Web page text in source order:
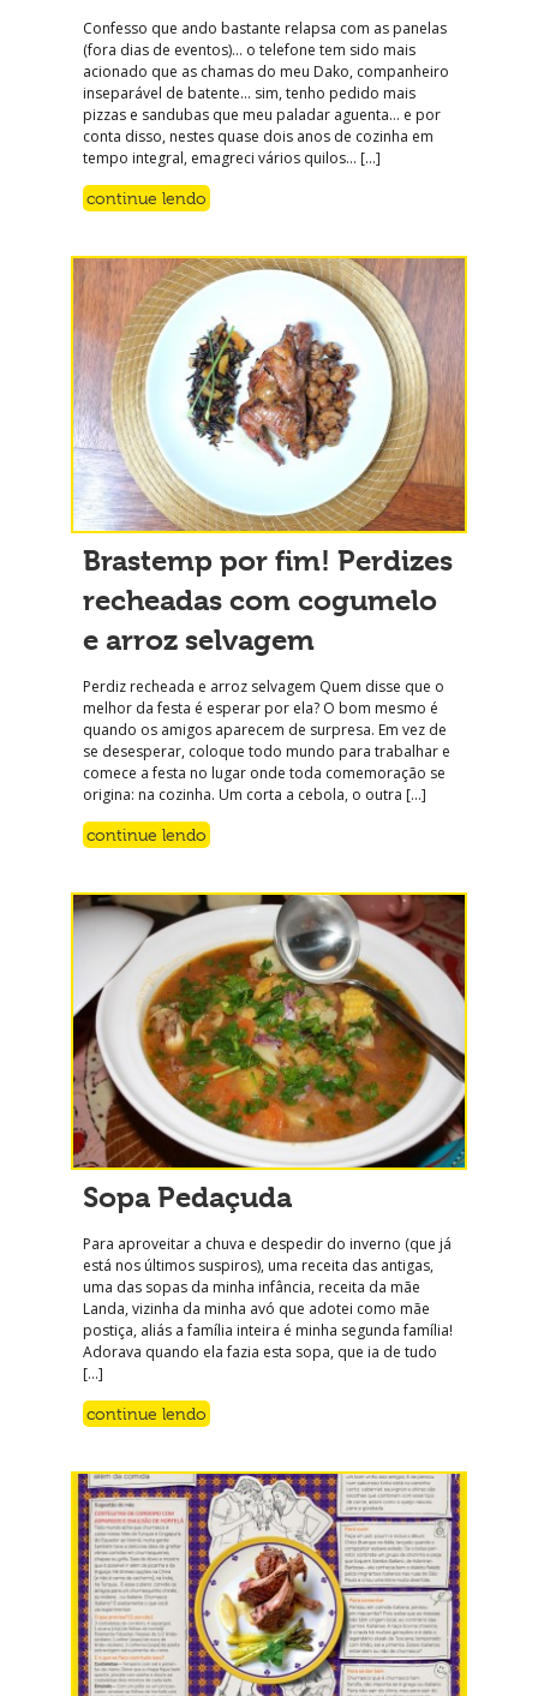
Confesso que ando bastante relapsa com as panelas
(fora dias de eventos)… o telefone tem sido mais
acionado que as chamas do meu Dako, companheiro
inseparável de batente… sim, tenho pedido mais
pizzas e sandubas que meu paladar aguenta… e por
conta disso, nestes quase dois anos de cozinha em
tempo integral, emagreci vários quilos… […]
continue lendo
Brastemp por fim! Perdizes
recheadas com cogumelo
e arroz selvagem
Perdiz recheada e arroz selvagem Quem disse que o
melhor da festa é esperar por ela? O bom mesmo é
quando os amigos aparecem de surpresa. Em vez de
se desesperar, coloque todo mundo para trabalhar e
comece a festa no lugar onde toda comemoração se
origina: na cozinha. Um corta a cebola, o outra […]
continue lendo
Sopa Pedaçuda
Para aproveitar a chuva e despedir do inverno (que já
está nos últimos suspiros), uma receita das antigas,
uma das sopas da minha infância, receita da mãe
Landa, vizinha da minha avó que adotei como mãe
postiça, aliás a família inteira é minha segunda família!
Adorava quando ela fazia esta sopa, que ia de tudo
[…]
continue lendo